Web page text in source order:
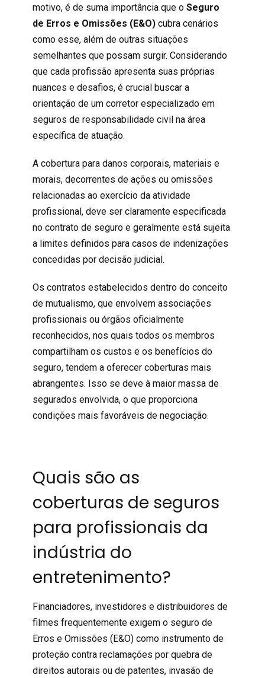
motivo, é de suma importância que o Seguro
de Erros e Omissões (E&O)cubra cenários
como esse, além de outras situações
semelhantes que possam surgir. Considerando
que cada profissão apresenta suas próprias
nuances e desafios, é crucial buscar a
orientação de um corretor especializado em
seguros de responsabilidade civil na área
específica de atuação.
A cobertura para danos corporais, materiais e
morais, decorrentes de ações ou omissões
relacionadas ao exercício da atividade
profissional, deve ser claramente especificada
no contrato de seguro e geralmente está sujeita
a limites definidos para casos de indenizações
concedidas por decisão judicial.
Os contratos estabelecidos dentro do conceito
de mutualismo, que envolvem associações
profissionais ou órgãos oficialmente
reconhecidos, nos quais todos os membros
compartilham os custos e os benefícios do
seguro, tendem a oferecer coberturas mais
abrangentes. Isso se deve à maior massa de
segurados envolvida, o que proporciona
condições mais favoráveis de negociação.
Quais são as
coberturas de seguros
para profissionais da
indústria do
entretenimento?
Financiadores, investidores e distribuidores de
filmes frequentemente exigem o seguro de
Erros e Omissões (E&O) como instrumento de
proteção contra reclamações por quebra de
direitos autorais ou de patentes, invasão de